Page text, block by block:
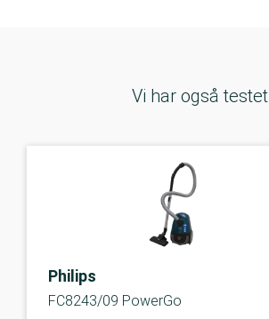
Vi har også testet
Philips
FC8243/09 PowerGo